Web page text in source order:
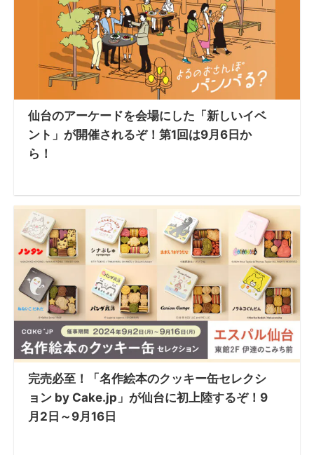
仙台のアーケードを会場にした「新しいイベ
ント」が開催されるぞ！第1回は9月6日か
ら！
完売必至！「名作絵本のクッキー缶セレクシ
ョン by Cake.jp」が仙台に初上陸するぞ！9
月2日～9月16日